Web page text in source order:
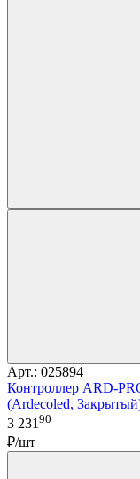
Арт.: 025894
Контроллер ARD-
(Ardecoled,
3 231 90
₽/шт